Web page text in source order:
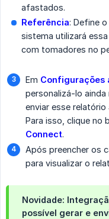
afastados.
Referência: Define
sistema utilizará
com tomadores no
Em Configurações
personalizá-lo ainda
enviar esse
Para isso, clique no
Connect.
Após preencher os
para visualizar o
Novidade:
possível gerar e